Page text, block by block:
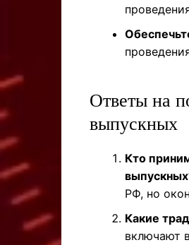
Ответы на
выпускных
Кто
РФ, но
Какие
включают